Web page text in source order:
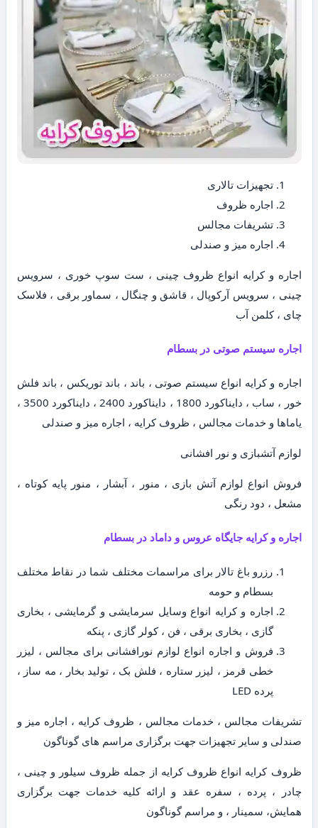
تجهیزات تالاری
اجاره ظروف
تشریفات مجالس
اجاره میز و صندلی
اجاره و کرایه انواع ظروف چینی ، ست سوپ خوری ، سرویس
چینی ، سرویس آرکوپال ، قاشق و چنگال ، سماور برقی ، فلاسک
چای ، کلمن آب
اجاره سیستم صوتی در بسطام
اجاره و کرایه انواع سیستم صوتی ، باند ، باند توریکس ، باند فلش
خور ، ساب ، دایناکورد 1800 ، دایناکورد 2400 ، دایناکورد 3500 ،
یاماها و خدمات مجالس ، ظروف کرایه ، اجاره میز و صندلی
لوازم آتشبازی و نور افشانی
فروش انواع لوازم آتش بازی ، منور ، آبشار ، منور پایه کوتاه ،
مشعل ، دود رنگی
اجاره و کرایه جایگاه عروس و داماد در بسطام
رزرو باغ تالار برای مراسمات مختلف شما در نقاط مختلف
بسطام و حومه
اجاره و کرایه انواع وسایل سرمایشی و گرمایشی ، بخاری
گازی ، بخاری برقی ، فن ، کولر گازی ، پنکه
فروش و اجاره انواع لوازم نورافشانی برای مجالس ، لیزر
خطی قرمز ، لیزر ستاره ، فلش بک ، تولید بخار ، مه ساز ،
پرده LED
تشریفات مجالس ، خدمات مجالس ، ظروف کرایه ، اجاره میز و
صندلی و سایر تجهیزات جهت برگزاری مراسم های گوناگون
ظروف کرایه انواع ظروف کرایه از جمله ظروف سیلور و چینی ،
چادر ، پرده ، سفره عقد و ارائه کلیه خدمات جهت برگزاری
همایش، سمینار ، و مراسم گوناگون